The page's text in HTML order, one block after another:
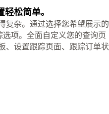
松简单。
复杂。通过选择您希望展示的
项。全面自定义您的查询页
、设置跟踪页面、跟踪订单状